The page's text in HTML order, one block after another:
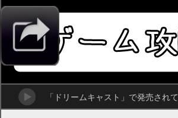
「ドリームキャスト」で発売さ